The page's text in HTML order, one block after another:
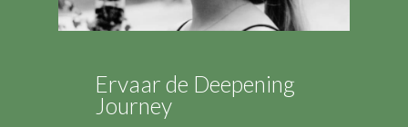
Ervaar de Deepening
Journey